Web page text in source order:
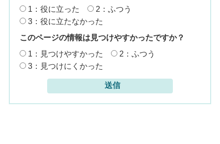
1：役に立った
2：ふつう
3：役に立たなかった
このページの情報は見つけやすかったですか？
1：見つけやすかった
2：ふつう
3：見つけにくかった